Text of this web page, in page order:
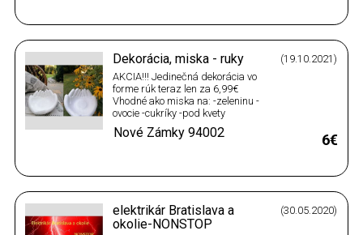
skríň, botníkov, sedacích súprav,
Dekorácia, miska - ruky
(19.10.2021)
AKCIA!!! Jedinečná dekorácia vo
forme rúk teraz len za 6,99€
Vhodné ako miska na: -zeleninu -
ovocie -cukríky -pod kvety
-šperky -pod kahance na cintorín
Či ako: -dekorácia -alebo
Materiál: sadra + natreté bielou
6€
Nové Zámky 94002
elektrikár Bratislava a
okolie-NONSTOP
(30.05.2020)